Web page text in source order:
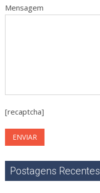
Mensagem
[recaptcha]
Postagens Recentes